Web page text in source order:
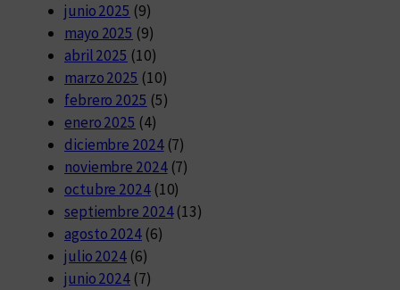
junio 2025 (9)
mayo 2025 (9)
abril 2025 (10)
marzo 2025 (10)
febrero 2025 (5)
enero 2025 (4)
diciembre 2024(7)
noviembre 2024(7)
octubre 2024(10)
septiembre 2024(13)
agosto 2024(6)
julio 2024 (6)
junio 2024 (7)